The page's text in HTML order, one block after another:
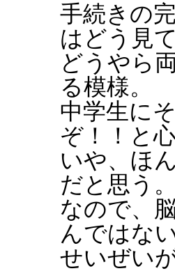
手続きの
はどう見
どうやら
る模様。
中学生に
ぞ！！と
いや、ほ
だと思う。
なので、
んではない
せいぜい